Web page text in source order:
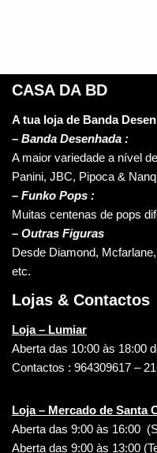
CASA DA BD
A tua loja de Banda
– Banda Desenhada :
A maior variedade a nível
Panini, JBC, Pipoca &
– Funko Pops :
Muitas centenas de pops
– Outras Figuras
Desde Diamond,
etc.
Lojas & Contactos
Loja – Lumiar
Aberta das 10:00 às 18:00
Contactos : 964309617 –
Loja – Mercado de Santa
Aberta das 9:00 às 16:00
Aberta das 9:00 às 13:00